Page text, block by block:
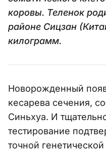
коровы. Теленок
районе Сицзан
килограмм.
Новорожденный
кесарева сечения,
Синьхуа. И
тестирование
точной